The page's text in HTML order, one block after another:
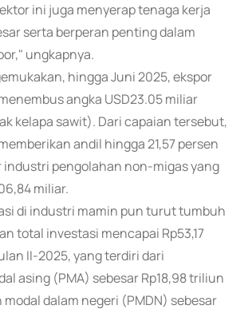
ini juga menyerap tenaga kerja
serta berperan penting dalam
ungkapnya.
hingga Juni 2025, ekspor
angka USD23.05 miliar
kelapa sawit). Dari capaian tersebut,
andil hingga 21,57 persen
industri pengolahan non-migas yang
miliar.
di industri mamin pun turut tumbuh
total investasi mencapai Rp53,17
II-2025, yang terdiri dari
asing (PMA) sebesar Rp18,98 triliun
dalam negeri (PMDN) sebesar